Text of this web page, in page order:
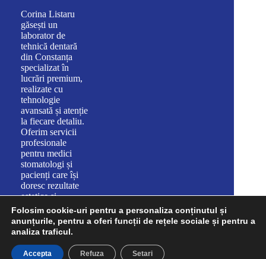
Corina Listaru
găsești un
laborator de
tehnică dentară
din Constanța
specializat în
lucrări premium,
realizate cu
tehnologie
avansată și atenție
la fiecare detaliu.
Oferim servicii
profesionale
pentru medici
stomatologi și
pacienți care își
doresc rezultate
estetice și
funcționale de
durată.
Folosim cookie-uri pentru a personaliza conținutul și
anunțurile, pentru a oferi funcții de rețele sociale și pentru a
analiza traficul.
Accepta Refuza Setari